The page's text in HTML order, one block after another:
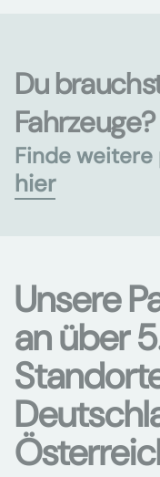
Du
Fahrzeuge?
Finde
hier
Unsere
an über